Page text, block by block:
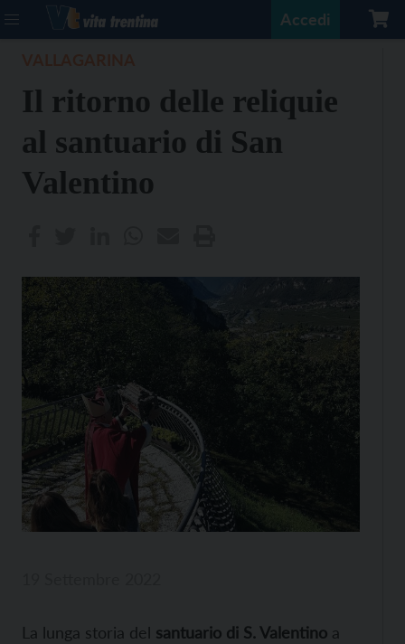
Accedi
Il ritorno delle reliquie
al santuario di San
Valentino
La lunga storia del santuario di S. Valentino a